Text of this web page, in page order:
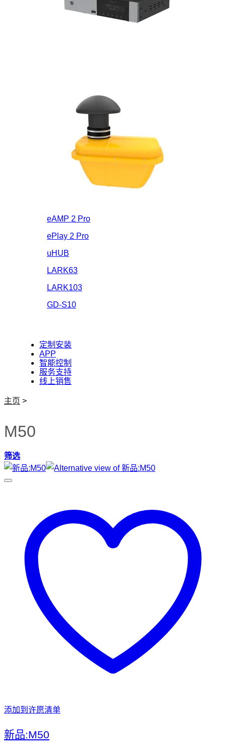
eAMP 2 Pro
ePlay 2 Pro
uHUB
LARK63
LARK103
GD-S10
定制安装
APP
智能控制
服务支持
线上销售
主页 >
M50
筛选
添加到许愿清单
新品:M50